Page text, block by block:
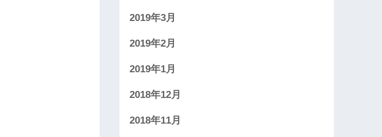
2019年3月
2019年2月
2019年1月
2018年12月
2018年11月